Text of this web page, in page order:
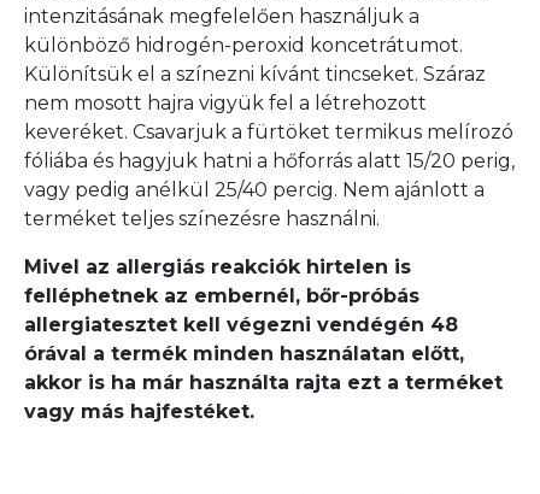
intenzitásának megfelelően használjuk a
különböző hidrogén-peroxid koncetrátumot.
Különítsük el a színezni kívánt tincseket. Száraz
nem mosott hajra vigyük fel a létrehozott
keveréket. Csavarjuk a fürtöket termikus melírozó
fóliába és hagyjuk hatni a hőforrás alatt 15/20 perig,
vagy pedig anélkül 25/40 percig. Nem ajánlott a
terméket teljes színezésre használni.
Mivel az allergiás reakciók hirtelen is
felléphetnek az embernél, bőr-próbás
allergiatesztet kell végezni vendégén 48
órával a termék minden használatan előtt,
akkor is ha már használta rajta ezt a terméket
vagy más hajfestéket.